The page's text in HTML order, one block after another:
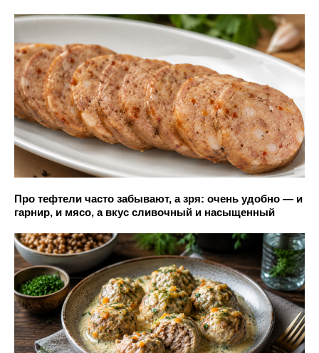
Про тефтели часто забывают, а зря: очень удобно — и
гарнир, и мясо, а вкус сливочный и насыщенный